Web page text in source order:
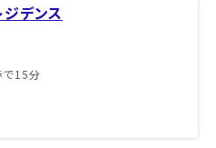
デンス
で15分